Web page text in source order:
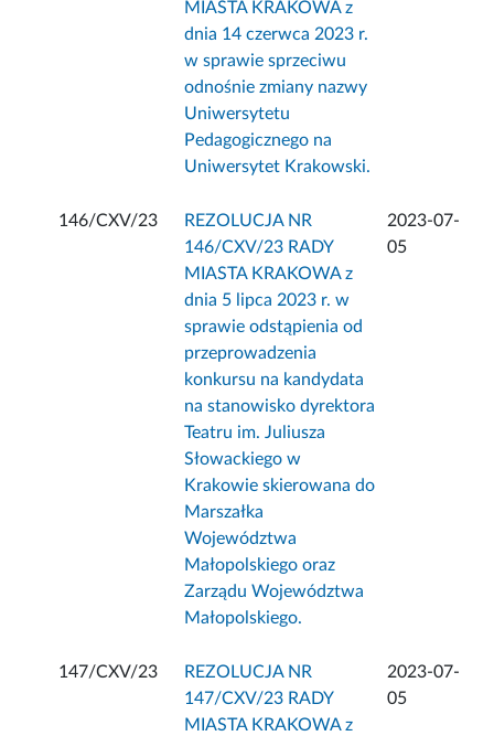
MIASTA KRAKOWA z
dnia 14 czerwca 2023 r.
w sprawie sprzeciwu
odnośnie zmiany nazwy
Uniwersytetu
Pedagogicznego na
Uniwersytet Krakowski.
146/CXV/23
REZOLUCJA NR
146/CXV/23 RADY
MIASTA KRAKOWA z
dnia 5 lipca 2023 r. w
sprawie odstąpienia od
przeprowadzenia
konkursu na kandydata
na stanowisko dyrektora
Teatru im. Juliusza
Słowackiego w
Krakowie skierowana do
Marszałka
Województwa
Małopolskiego oraz
Zarządu Województwa
Małopolskiego.
2023-07-
05
147/CXV/23
REZOLUCJA NR
147/CXV/23 RADY
MIASTA KRAKOWA z
2023-07-
05